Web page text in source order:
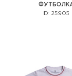
ID: 25905